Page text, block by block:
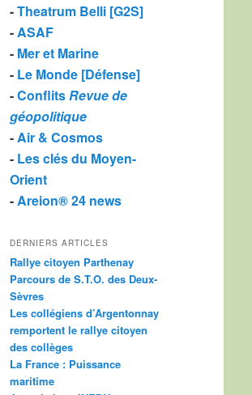
-Theatrum Belli [G2S]
-ASAF
- Mer et Marine
- Le Monde [Défense]
-ConflitsRevue de
géopolitique
-Air & Cosmos
- Les clés du Moyen-
Orient
-Areion® 24 news
DERNIERS ARTICLES
Rallye citoyen Parthenay
Parcours de S.T.O. des Deux-
Sèvres
Les collégiens d’Argentonnay
remportent le rallye citoyen
des collèges
La France : Puissance
maritime